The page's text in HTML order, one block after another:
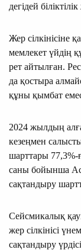
дегідей
Жер сілкінісіне
мемлекет үйдің
рет айтылған.
да қостыра
құны қымбат
2024 жылдың
кезеңмен
шарттары 77,3%-
саны бойынша
сақтандыру
Сейсмикалық
жер сілкінісі
сақтандыру